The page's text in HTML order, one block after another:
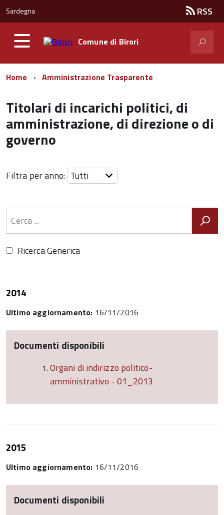
Sardegna RSS
Comune di Birori
Home Amministrazione Trasparente
Titolari di incarichi politici, di
amministrazione, di direzione o di
governo
Filtra per anno:
Ricerca Generica
2014
Ultimo aggiornamento: 16/11/2016
Documenti disponibili
Organi di indirizzo politico-
amministrativo - 01_2013
2015
Ultimo aggiornamento: 16/11/2016
Documenti disponibili